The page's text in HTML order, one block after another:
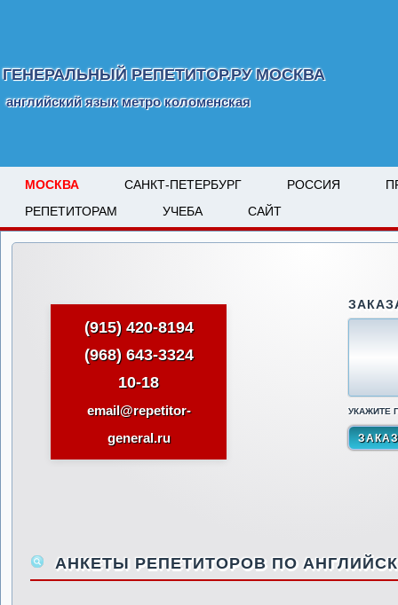
ГЕНЕРАЛЬНЫЙ РЕПЕТИТОР.РУ МОСКВА
английский язык метро коломенская
МОСКВА САНКТ-ПЕТЕРБУРГ РОССИЯ
РЕПЕТИТОРАМ
УЧЕБА САЙТ
(915) 420-8194
(968) 643-3324
10-18
email@repetitor-
general.ru
УКАЖИТЕ
АНКЕТЫ РЕПЕТИТОРОВ ПО